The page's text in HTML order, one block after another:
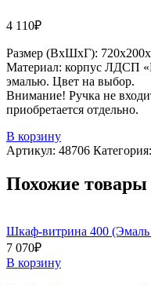
4 110₽
Размер (ВхШхГ):
Материал: корпус ЛДСП
эмалью. Цвет на выбор.
Внимание! Ручка не
приобретается отдельно.
В корзину
Артикул: 48706 Категория:
Похожие товары
Шкаф-витрина 400 (Эмаль
7 070₽
В корзину